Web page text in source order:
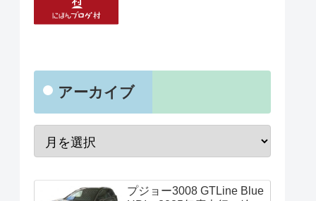
アーカイブ
プジョー3008 GTLine Blue